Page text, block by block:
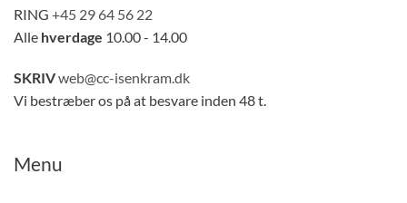
RING +45 29 64 56 22
Alle hverdage 10.00 - 14.00
SKRIVweb@cc-isenkram.dk
Vi bestræber os på at besvare inden 48 t.
Menu